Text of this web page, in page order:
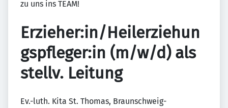
zu uns ins TEAM!
Erzieher:in/Heilerziehun
gspfleger:in (m/w/d) als
stellv. Leitung
Ev.-luth. Kita St. Thomas, Braunschweig-